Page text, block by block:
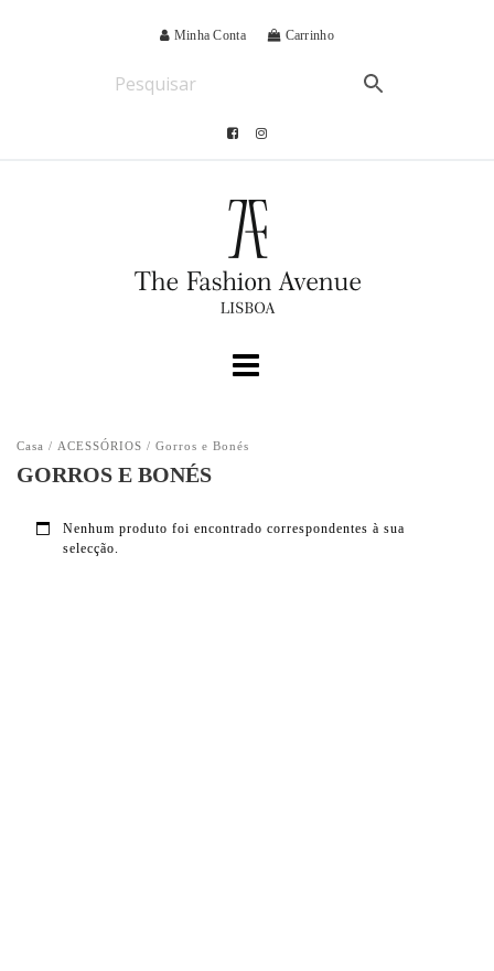
Minha Conta Carrinho
Casa / ACESSÓRIOS / Gorros e Bonés
GORROS E BONÉS
Nenhum produto foi encontrado correspondentes à sua
selecção.